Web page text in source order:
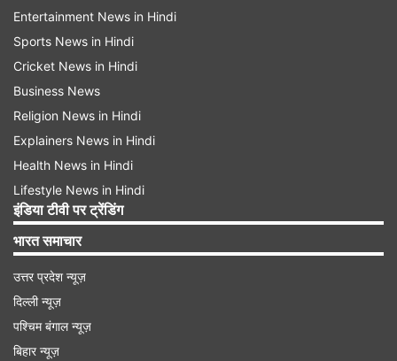
Entertainment News in Hindi
Sports News in Hindi
Cricket News in Hindi
Business News
Religion News in Hindi
Explainers News in Hindi
Health News in Hindi
Lifestyle News in Hindi
इंडिया टीवी पर ट्रेंडिंग
भारत समाचार
उत्तर प्रदेश न्यूज़
दिल्ली न्यूज़
पश्चिम बंगाल न्यूज़
बिहार न्यूज़